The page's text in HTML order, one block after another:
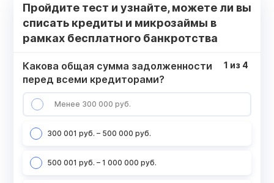
Пройдите тест и узнайте, можете ли вы
списать кредиты и микрозаймы в
рамках бесплатного банкротства
Какова общая сумма задолженности
перед всеми кредиторами?
Менее 300 000 руб.
300 001 руб. – 500 000 руб.
500 001 руб. – 1 000 000 руб.
1 из 4